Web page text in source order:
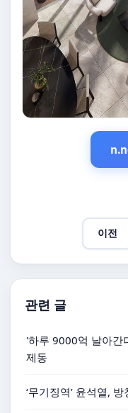
이전
관련 글
'하루 9000억 날아간
제동
‘무기징역’ 윤석열,